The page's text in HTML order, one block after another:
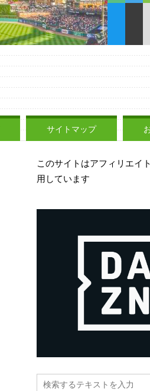
サイトマップ
このサイトはアフィリエイ
用しています